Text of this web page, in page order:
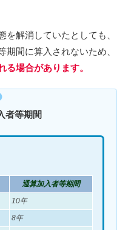
を解消していたとしても、
期間に算入されないため、
る場合があります。
者等期間
通算加入者等期間
10年
8年